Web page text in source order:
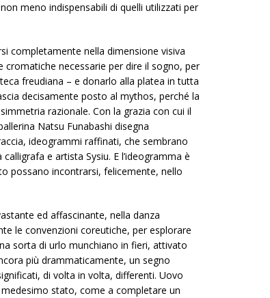
meno indispensabili di quelli utilizzati per
completamente nella dimensione visiva
necessarie per dire il sogno, per
freudiana – e donarlo alla platea in tutta
decisamente posto al mythos, perché la
razionale. Con la grazia con cui il
Natsu Funabashi disegna
ideogrammi raffinati, che sembrano
e artista Sysiu. E l’ideogramma è
possano incontrarsi, felicemente, nello
ed affascinante, nella danza
le convenzioni coreutiche, per esplorare
sorta di urlo munchiano in fieri, attivato
più drammaticamente, un segno
di volta in volta, differenti. Uovo
stato, come a completare un